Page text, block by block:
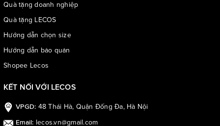
Sản phẩm hiện có 3 màu: đen, nâu, ghi
Quà tặng doanh nghiệp
Quà tặng LECOS
Hướng dẫn chọn size
Hướng dẫn bảo quản
Shopee Lecos
KẾT NỐI VỚI LECOS
VPGD: 48 Thái Hà, Quận Đống Đa, Hà Nội
Email: lecos.vn@gmail.com